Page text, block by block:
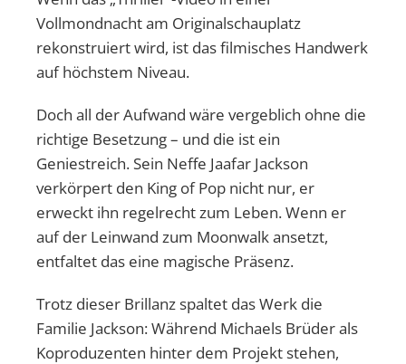
Vollmondnacht am Originalschauplatz
rekonstruiert wird, ist das filmisches Handwerk
auf höchstem Niveau.
Doch all der Aufwand wäre vergeblich ohne die
richtige Besetzung – und die ist ein
Geniestreich. Sein Neffe Jaafar Jackson
verkörpert den King of Pop nicht nur, er
erweckt ihn regelrecht zum Leben. Wenn er
auf der Leinwand zum Moonwalk ansetzt,
entfaltet das eine magische Präsenz.
Trotz dieser Brillanz spaltet das Werk die
Familie Jackson: Während Michaels Brüder als
Koproduzenten hinter dem Projekt stehen,